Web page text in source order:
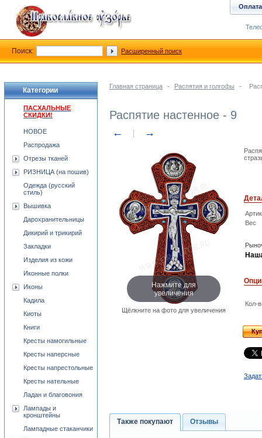
Главная страница - Распятия и голгофы -
Распятие настенное - 9
← →
Нажмите для
увеличения
Щёлкните на фото для увеличения
Вес
Кол-
Также покупают Отзывы
Категории
ПАСХАЛЬНЫЕ
СКИДКИ!
НОВОЕ
Распродажа
Отрезы тканей
РИЗНИЦА (на пошив)
Одежда (русский
стиль)
Вышивка
Дарохранительницы
Дикирий и трикирий
Закладки
Изделия из кожи
Иконные полки
Иконы
Кадила
Киоты
Книги
Кресты намогильные
Кресты наперсные
Кресты напрестольные
Кресты нательные
Ладан и благовония
Лампады и
кронштейны
Лампадные стаканчики
Оплата
Поиск: Расширенный поиск